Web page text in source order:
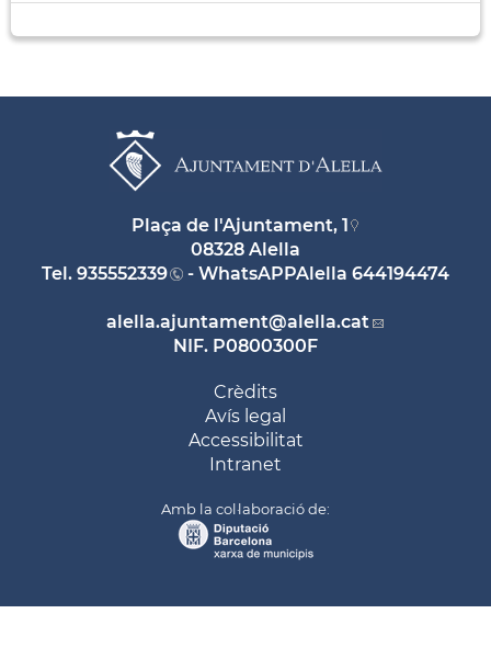
Plaça de l'Ajuntament, 1
08328 Alella
Tel. 935552339 - WhatsAPPAlella 644194474
alella.ajuntament@alella.cat
NIF. P0800300F
Crèdits
Avís legal
Accessibilitat
Intranet
Amb la col·laboració de: